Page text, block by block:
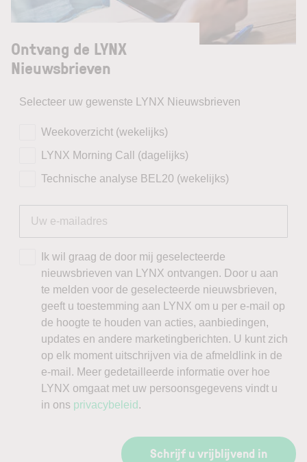
Ontvang de LYNX
Nieuwsbrieven
Selecteer uw gewenste LYNX Nieuwsbrieven
Weekoverzicht (wekelijks)
LYNX Morning Call (dagelijks)
Technische analyse BEL20 (wekelijks)
Ik wil graag de door mij geselecteerde
nieuwsbrieven van LYNX ontvangen. Door u aan
te melden voor de geselecteerde nieuwsbrieven,
geeft u toestemming aan LYNX om u per e-mail op
de hoogte te houden van acties, aanbiedingen,
updates en andere marketingberichten. U kunt zich
op elk moment uitschrijven via de afmeldlink in de
e-mail. Meer gedetailleerde informatie over hoe
LYNX omgaat met uw persoonsgegevens vindt u
in ons privacybeleid .
Schrijf u vrijblijvend in